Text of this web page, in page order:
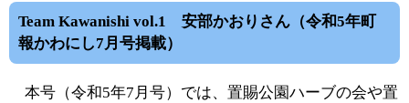
Team Kawanishi vol.1 安部かおりさん（令和5年町
報かわにし7月号掲載）
本号（令和5年7月号）では、置賜公園ハーブの会や置